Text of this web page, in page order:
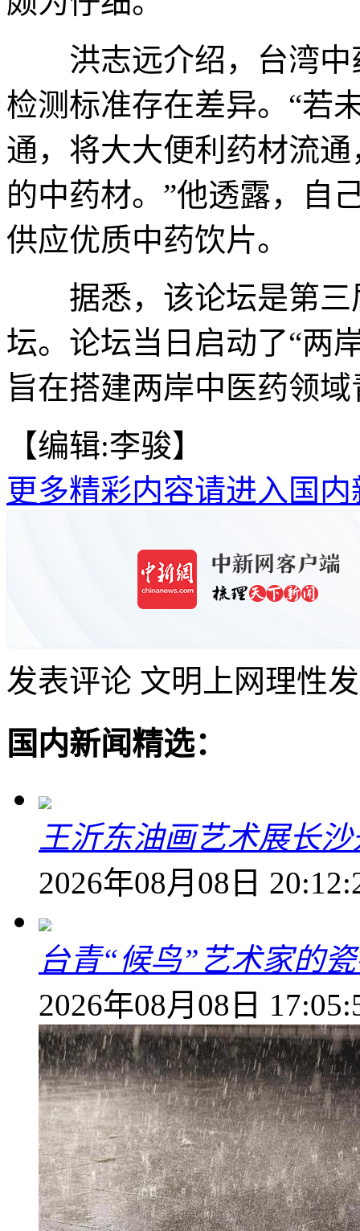
洪志远介绍，台湾中
检测标准存在差异。“若
通，将大大便利药材流
的中药材。”他透露，自
供应优质中药饮片。
据悉，该论坛是第三
坛。论坛当日启动了“两
旨在搭建两岸中医药领
【编辑:李骏】
更多精彩内容请进入国内
发表评论 文明上网理性
国内新闻精选：
王沂东油画艺术展长
2026年08月08日
台青“候鸟”艺术家的
2026年08月08日